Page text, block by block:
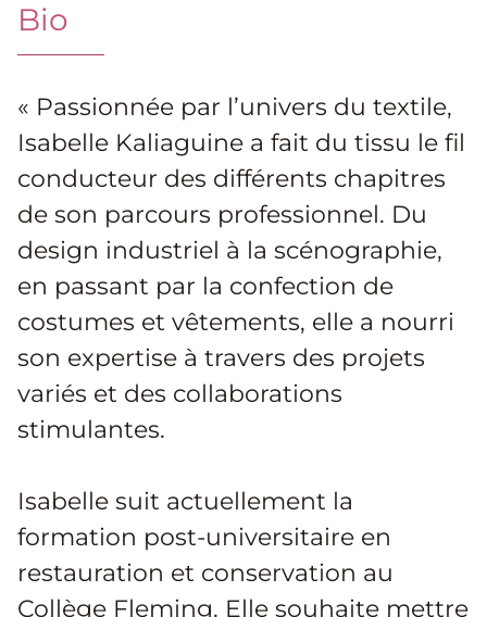
Bio
« Passionnée par l’univers du textile,
Isabelle Kaliaguine a fait du tissu le fil
conducteur des différents chapitres
de son parcours professionnel. Du
design industriel à la scénographie,
en passant par la confection de
costumes et vêtements, elle a nourri
son expertise à travers des projets
variés et des collaborations
stimulantes.
Isabelle suit actuellement la
formation post-universitaire en
restauration et conservation au
Collège Fleming. Elle souhaite mettre